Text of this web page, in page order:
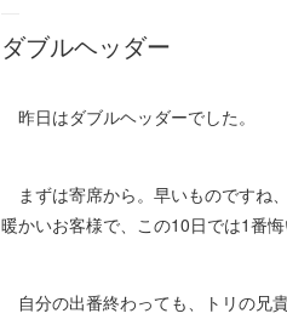
ダブルヘッダー
昨日はダブルヘッダーでした。
まずは寄席から。早いものですね
暖かいお客様で、この10日では1番
自分の出番終わっても、トリの兄